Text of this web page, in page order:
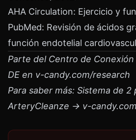
AHA Circulation: Ejercicio y
PubMed: Revisión de ácidos
función endotelial
Parte del Centro de Conexión
DE en v-candy.com/research
Para saber más: Sistema de
ArteryCleanze → v-candy.com